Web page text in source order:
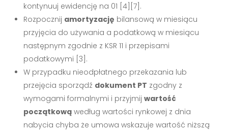
kontynuuj ewidencję na 01 [4][7].
Rozpocznij amortyzację bilansową w miesiącu
przyjęcia do używania a podatkową w miesiącu
następnym zgodnie z KSR 11 i przepisami
podatkowymi [3].
W przypadku nieodpłatnego przekazania lub
przejęcia sporządź dokument PT zgodny z
wymogami formalnymi i przyjmijwartość
początkową według wartości rynkowej z dnia
nabycia chyba że umowa wskazuje wartość niższą